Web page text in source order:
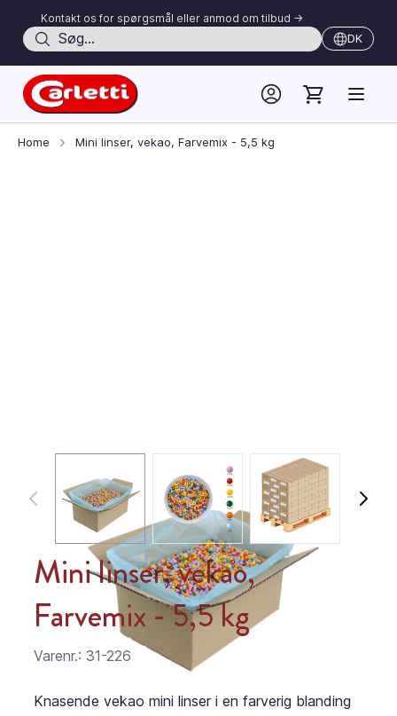
Kontakt os for spørgsmål eller anmod om tilbud ->
Søg DK
Home Mini linser, vekao, Farvemix - 5,5 kg
Mini linser, vekao,
Farvemix - 5,5 kg
Varenr.: 31-226
Knasende vekao mini linser i en farverig blanding